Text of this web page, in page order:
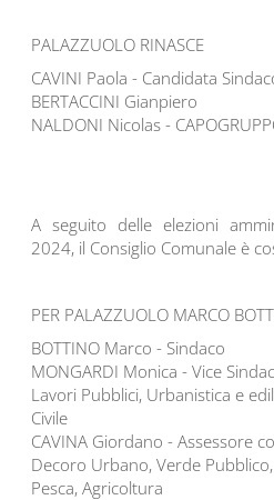
PALAZZUOLO RINASCE
CAVINI Paola - Candidata
BERTACCINI Gianpiero
NALDONI Nicolas -
A seguito delle elezioni
2024, il Consiglio Comunale è
PER PALAZZUOLO MARCO
BOTTINO Marco - Sindaco
MONGARDI Monica - Vice
Lavori Pubblici, Urbanistica e
Civile
CAVINA Giordano - Assessore
Decoro Urbano, Verde
Pesca, Agricoltura